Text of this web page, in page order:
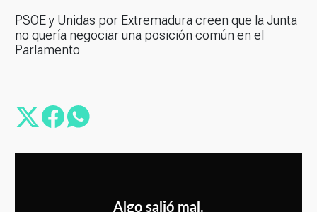
PSOE y Unidas por Extremadura creen que la Junta
no quería negociar una posición común en el
Parlamento